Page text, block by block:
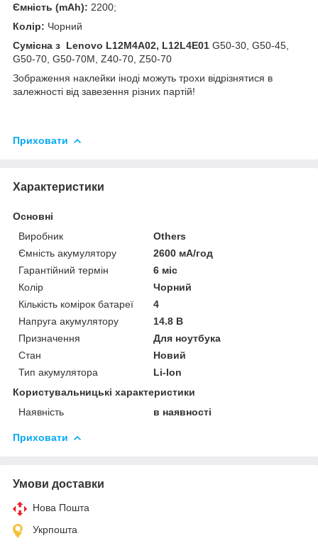
Ємність (mAh): 2200;
Колір: Чорний
Сумісна з Lenovo L12M4A02, L12L4E01 G50-30, G50-45,
G50-70, G50-70M, Z40-70, Z50-70
Зображення наклейки іноді можуть трохи відрізнятися в
залежності від завезення різних партій!
Приховати
Характеристики
Основні
Виробник
Others
Ємність акумулятору
2600 мА/год
Гарантійний термін
6 міс
Колір
Чорний
Кількість комірок батареї
4
Напруга акумулятору
14.8 В
Призначення
Для ноутбука
Стан
Новий
Тип акумулятора
Li-Ion
Користувальницькі характеристики
Наявність
в наявності
Приховати
Умови доставки
Нова Пошта
Укрпошта